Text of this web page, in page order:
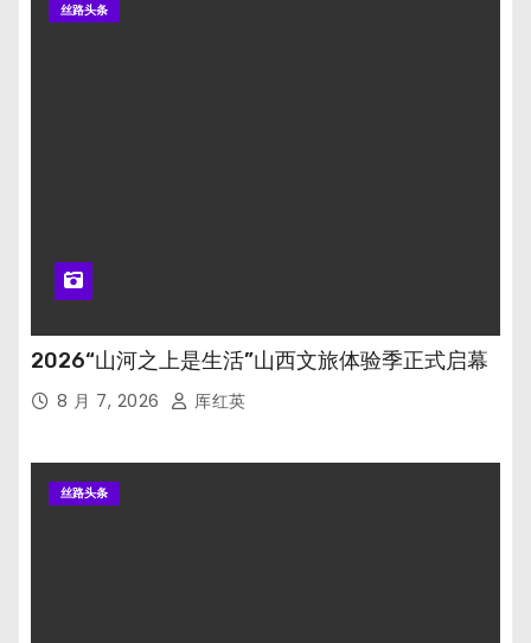
丝路头条
2026“山河之上是生活”山西文旅体验季正式启幕
8 月 7, 2026 厍红英
丝路头条